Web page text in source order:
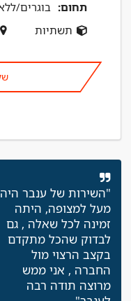
תחום: בוגרים/ללא
תשתיות
"השירות של ענבר היה
מעל למצופה, היתה
זמינה לכל שאלה , גם
לבדוק שהכל מתקדם
בקצב הרצוי מול
החברה , אני ממש
מרוצה תודה רבה